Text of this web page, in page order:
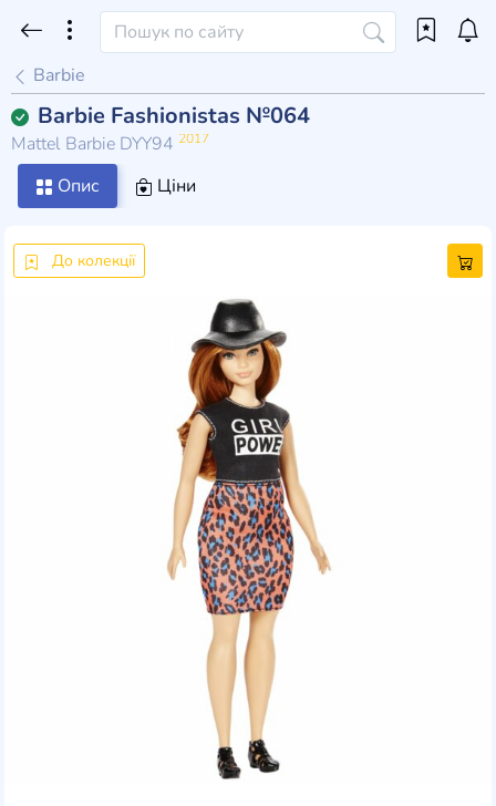
Barbie
Barbie Fashionistas №064
Mattel Barbie DYY94 2017
Опис Ціни
До колекції